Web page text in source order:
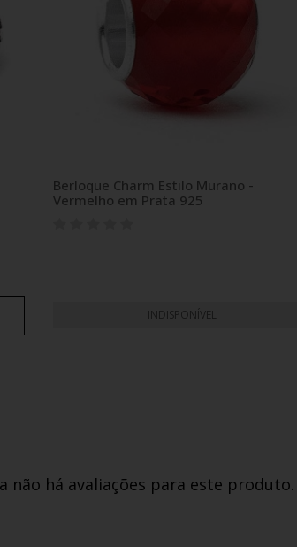
Berloque Charm Estilo Murano -
Vermelho em Prata 925
INDISPONÍVEL
não há avaliações para este produto.